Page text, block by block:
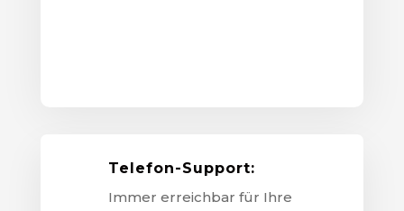
Telefon-Support:
Immer erreichbar für Ihre